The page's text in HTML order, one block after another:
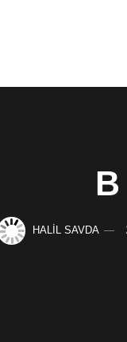
B
HALİL SAVDA